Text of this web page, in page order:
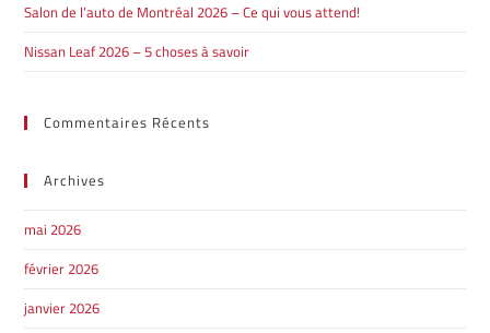
Salon de l’auto de Montréal 2026 – Ce qui vous attend!
Nissan Leaf 2026 – 5 choses à savoir
Commentaires Récents
Archives
mai 2026
février 2026
janvier 2026